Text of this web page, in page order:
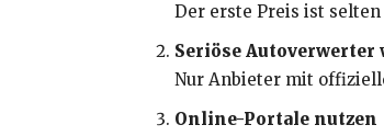
Der erste Preis ist
Seriöse Autoverwerter
Nur Anbieter mit
Online-Portale nutzen